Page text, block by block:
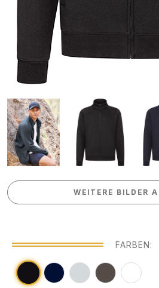
WEITERE BILDER
WEITERE BILDER
FARBEN: